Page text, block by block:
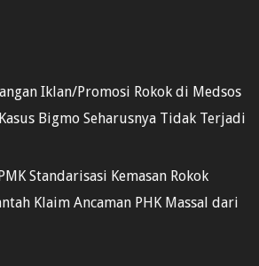
Iklan/Promosi Rokok di Medsos
Bigmo Seharusnya Tidak Terjadi
Standarisasi Kemasan Rokok
Klaim Ancaman PHK Massal dari